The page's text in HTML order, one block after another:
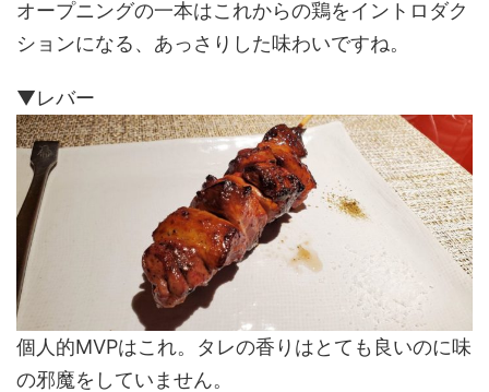
オープニングの一本はこれからの鶏をイントロダク
ションになる、あっさりした味わいですね。
▼レバー
個人的MVPはこれ。タレの香りはとても良いのに味
の邪魔をしていません。